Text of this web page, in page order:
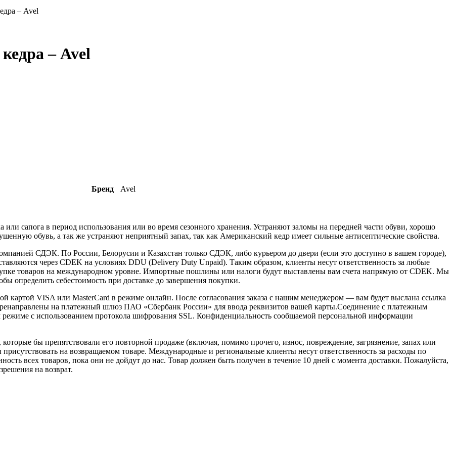
– Avel
– Avel
Бренд Avel
сапога в период использования или во время сезонного хранения. Устраняют заломы на передней части обуви, хорошо
обувь, а так же устраняют неприятный запах, так как Американский кедр имеет сильные антисептические свойства.
СДЭК. По России, Белорусии и Казахстан только СДЭК, либо курьером до двери (если это доступно в вашем городе),
через CDEK на условиях DDU (Delivery Duty Unpaid). Таким образом, клиенты несут ответственность за любые
товаров на международном уровне. Импортные пошлины или налоги будут выставлены вам счета напрямую от CDEK. Мы
определить себестоимость при доставке до завершения покупки.
картой VISA или MasterCard в режиме онлайн. После согласования заказа с нашим менеджером — вам будет выслана ссылка
на платежный шлюз ПАО «Сбербанк России» для ввода реквизитов вашей карты.Соединение с платежным
с использованием протокола шифрования SSL. Конфиденциальность сообщаемой персональной информации
бы препятствовали его повторной продаже (включая, помимо прочего, износ, повреждение, загрязнение, запах или
на возвращаемом товаре. Международные и региональные клиенты несут ответственность за расходы по
всех товаров, пока они не дойдут до нас. Товар должен быть получен в течение 10 дней с момента доставки. Пожалуйста,
на возврат.